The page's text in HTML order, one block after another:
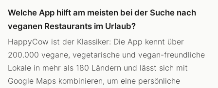
Welche App hilft am meisten bei der Suche nach
veganen Restaurants im Urlaub?
HappyCow ist der Klassiker: Die App kennt über
200.000 vegane, vegetarische und vegan-freundliche
Lokale in mehr als 180 Ländern und lässt sich mit
Google Maps kombinieren, um eine persönliche